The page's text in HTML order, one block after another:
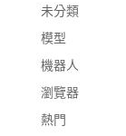
未分類
模型
機器人
瀏覽器
熱門